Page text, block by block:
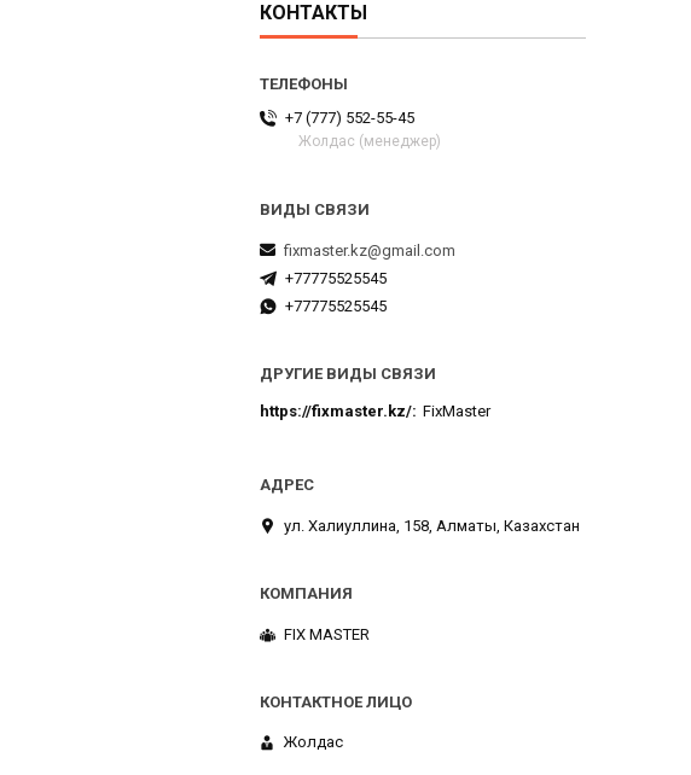
КОНТАКТЫ
+7 (777) 552-55-45
Жолдас (менеджер)
fixmaster.kz@gmail.com
+77775525545
+77775525545
ДРУГИЕ ВИДЫ СВЯЗИ
https://fixmaster.kz/ FixMaster
ул. Халиуллина, 158, Алматы, Казахстан
FIX MASTER
Жолдас